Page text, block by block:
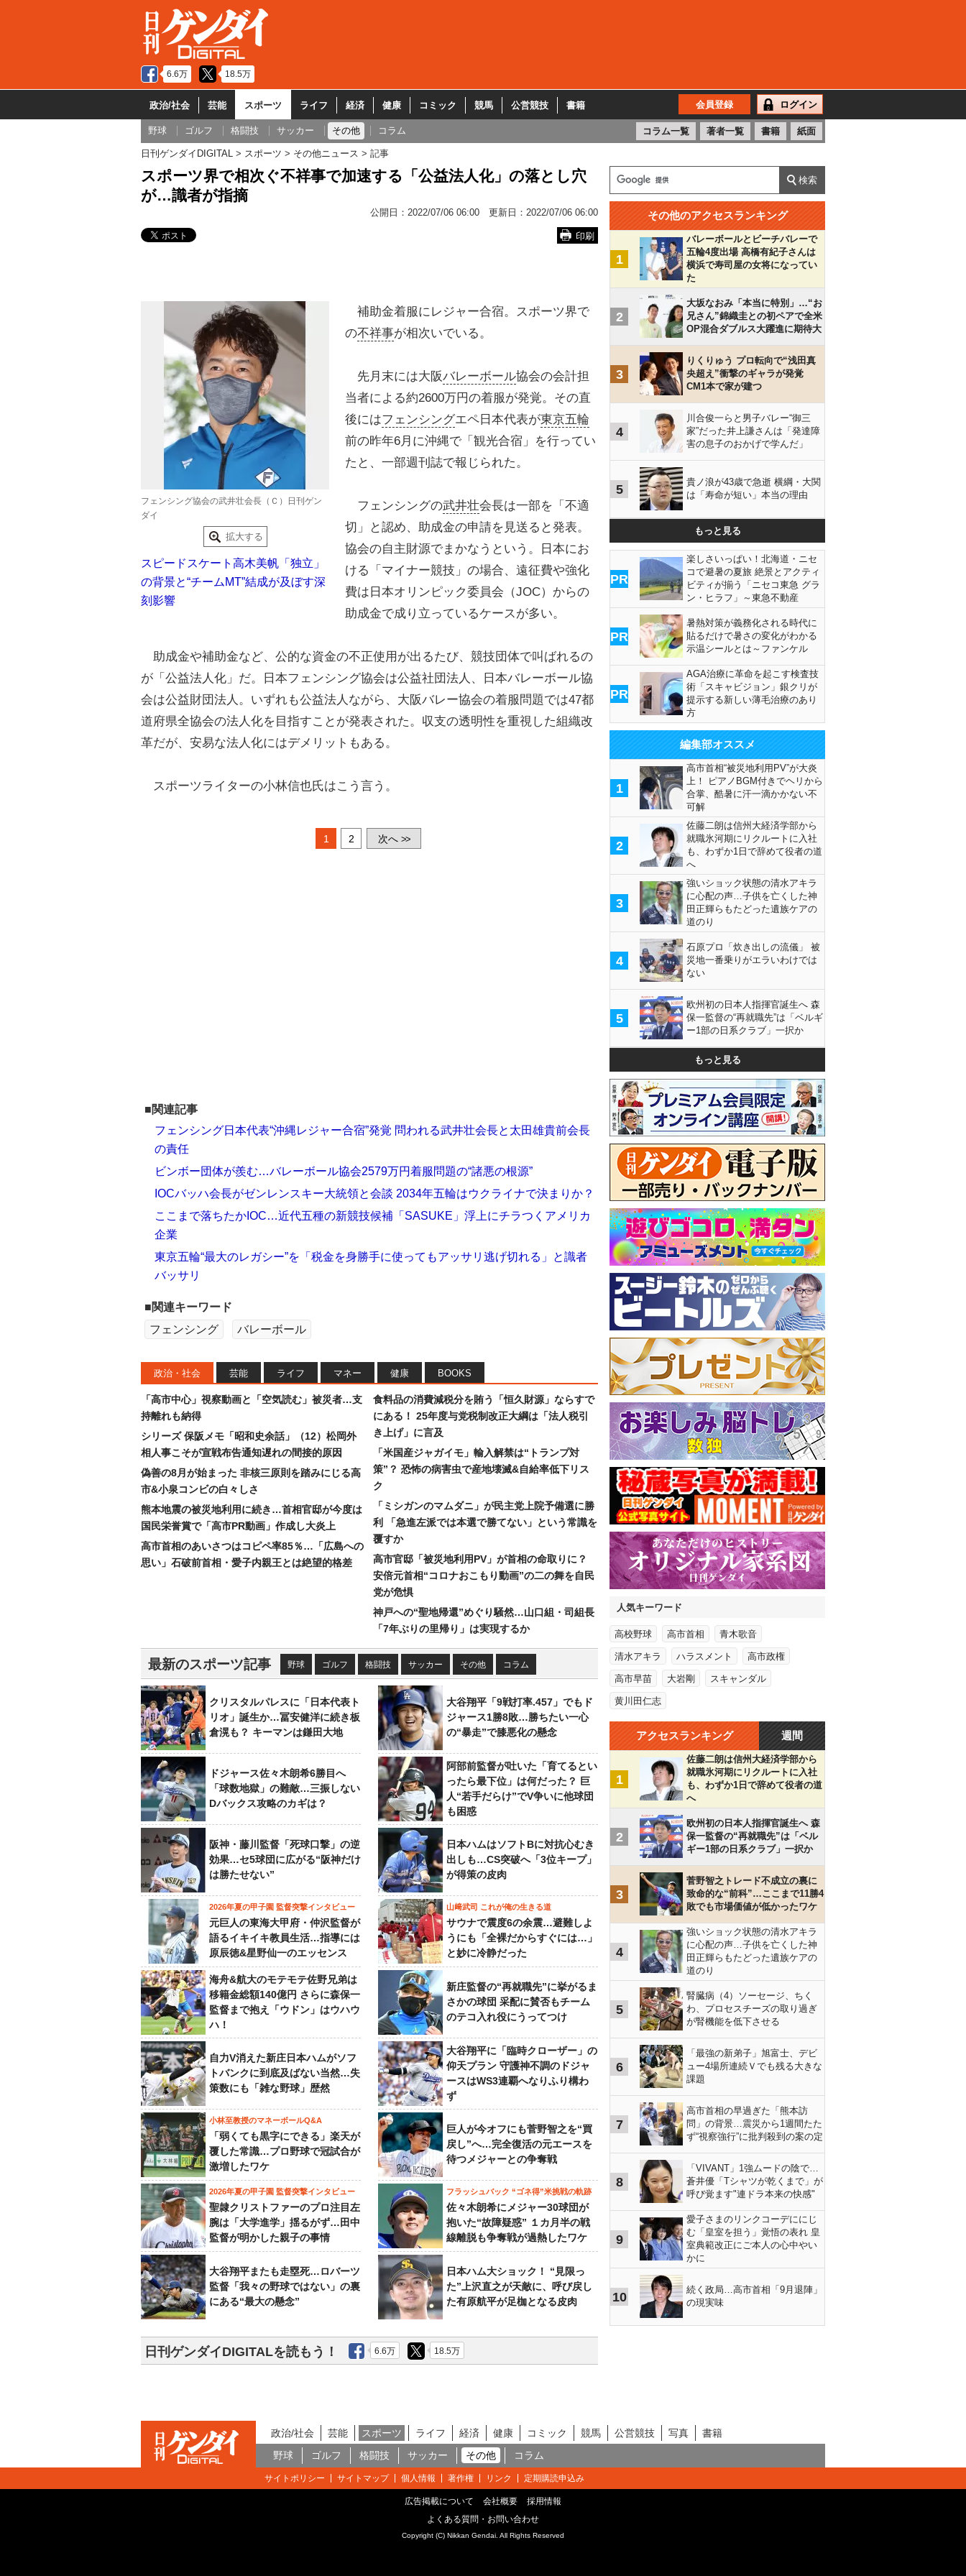
6.6万 18.5万
政治/社会 芸能 スポーツ ライフ 経済 健康 コミック 競馬 公営競技 書籍 会員登録 ログイン
野球 ゴルフ 格闘技 サッカー その他 コラム コラム一覧 著者一覧 書籍 紙面
日刊ゲンダイDIGITAL スポーツ その他ニュース 記事
スポーツ界で相次ぐ不祥事で加速する「公益法人化」の落とし穴
が…識者が指摘
公開日： 2022/07/06 06:00 更新日： 2022/07/06 06:00
印刷
フェンシング協会の武井壮会長（Ｃ）日刊ゲン
ダイ
拡大する
スピードスケート高木美帆「独立」
の背景と“チームMT”結成が及ぼす深
刻影響
補助金着服にレジャー合宿。スポーツ界で
の不祥事が相次いでいる。
先月末には大阪バレーボール協会の会計担
当者による約2600万円の着服が発覚。その直
後にはフェンシングエペ日本代表が東京五輪
前の昨年6月に沖縄で「観光合宿」を行ってい
たと、一部週刊誌で報じられた。
フェンシングの武井壮会長は一部を「不適
切」と認め、助成金の申請を見送ると発表。
協会の自主財源でまかなうという。日本にお
ける「マイナー競技」の場合、遠征費や強化
費は日本オリンピック委員会（JOC）からの
助成金で成り立っているケースが多い。
助成金や補助金など、公的な資金の不正使用が出るたび、競技団体で叫ばれるの
が「公益法人化」だ。日本フェンシング協会は公益社団法人、日本バレーボール協
会は公益財団法人。いずれも公益法人ながら、大阪バレー協会の着服問題では47都
道府県全協会の法人化を目指すことが発表された。収支の透明性を重視した組織改
革だが、安易な法人化にはデメリットもある。
スポーツライターの小林信也氏はこう言う。
1 2 次へ >>
■関連記事
フェンシング日本代表“沖縄レジャー合宿”発覚 問われる武井壮会長と太田雄貴前会長
の責任
ビンボー団体が羨む…バレーボール協会2579万円着服問題の“諸悪の根源”
IOCバッハ会長がゼンレンスキー大統領と会談 2034年五輪はウクライナで決まりか？
ここまで落ちたかIOC…近代五種の新競技候補「SASUKE」浮上にチラつくアメリカ
企業
東京五輪“最大のレガシー”を「税金を身勝手に使ってもアッサリ逃げ切れる」と識者
バッサリ
■関連キーワード
フェンシング
バレーボール
政治・社会 芸能 ライフ マネー 健康 BOOKS
「高市中心」視察動画と「空気読む」被災者…支
持離れも納得
シリーズ 保阪メモ「昭和史余話」（12）松岡外
相人事こそが宣戦布告通知遅れの間接的原因
偽善の8月が始まった 非核三原則を踏みにじる高
市&小泉コンビの白々しさ
熊本地震の被災地利用に続き…首相官邸が今度は
国民栄誉賞で「高市PR動画」作成し大炎上
高市首相のあいさつはコピペ率85％…「広島への
思い」石破前首相・愛子内親王とは絶望的格差
食料品の消費減税分を賄う「恒久財源」ならすで
にある！ 25年度与党税制改正大綱は「法人税引
き上げ」に言及
「米国産ジャガイモ」輸入解禁は“トランプ対
策”？ 恐怖の病害虫で産地壊滅&自給率低下リス
ク
「ミシガンのマムダニ」が民主党上院予備選に勝
利 「急進左派では本選で勝てない」という常識を
覆すか
高市官邸「被災地利用PV」が首相の命取りに？
安倍元首相“コロナおこもり動画”の二の舞を自民
党が危惧
神戸への“聖地帰還”めぐり騒然…山口組・司組長
「7年ぶりの里帰り」は実現するか
最新のスポーツ記事 野球 ゴルフ 格闘技 サッカー その他 コラム
クリスタルパレスに「日本代表ト
リオ」誕生か…冨安健洋に続き板
倉滉も？ キーマンは鎌田大地
大谷翔平「9戦打率.457」でもド
ジャース1勝8敗…勝ちたい一心
の“暴走”で膝悪化の懸念
ドジャース佐々木朗希6勝目へ
「球数地獄」の難敵…三振しない
Dバックス攻略のカギは？
阿部前監督が吐いた「育てるとい
ったら最下位」は何だった？ 巨
人“若手だらけ”でV争いに他球団
も困惑
阪神・藤川監督「死球口撃」の逆
効果…セ5球団に広がる“阪神だけ
は勝たせない”
日本ハムはソフトBに対抗心むき
出しも…CS突破へ「3位キープ」
が得策の皮肉
2026年夏の甲子園 監督突撃インタビュー
元巨人の東海大甲府・仲沢監督が
語るイキイキ教員生活…指導には
原辰徳&星野仙一のエッセンス
山﨑武司 これが俺の生きる道
サウナで震度6の余震…避難しよ
うにも「全裸だからすぐには…」
と妙に冷静だった
海舟&航大のモテモテ佐野兄弟は
移籍金総額140億円 さらに森保一
監督まで抱え「ウドン」はウハウ
ハ！
新庄監督の“再就職先”に挙がるま
さかの球団 采配に賛否もチーム
のテコ入れ役にうってつけ
自力V消えた新庄日本ハムがソフ
トバンクに到底及ばない当然…失
策数にも「雑な野球」歴然
大谷翔平に「臨時クローザー」の
仰天プラン 守護神不調のドジャ
ースはWS3連覇へなりふり構わ
ず
小林至教授のマネーボールQ&A
「弱くても黒字にできる」楽天が
覆した常識…プロ野球で冠試合が
激増したワケ
巨人が今オフにも菅野智之を“買
戻し”へ…完全復活の元エースを
待つメジャーとの争奪戦
2026年夏の甲子園 監督突撃インタビュー
聖隷クリストファーのプロ注目左
腕は「大学進学」揺るがず…田中
監督が明かした親子の事情
フラッシュバック “ゴネ得”米挑戦の軌跡
佐々木朗希にメジャー30球団が
抱いた“故障疑惑” １カ月半の戦
線離脱も争奪戦が過熱したワケ
大谷翔平またも走塁死…ロバーツ
監督「我々の野球ではない」の裏
にある“最大の懸念”
日本ハム大ショック！ “見限っ
た”上沢直之が天敵に、呼び戻し
た有原航平が足枷となる皮肉
日刊ゲンダイDIGITALを読もう！ 6.6万 18.5万
その他のアクセスランキング
1
バレーボールとビーチバレーで
五輪4度出場 高橋有紀子さんは
横浜で寿司屋の女将になってい
た
2
大坂なおみ「本当に特別」…“お
兄さん”錦織圭との初ペアで全米
OP混合ダブルス大躍進に期待大
3
りくりゅう プロ転向で“浅田真
央超え”衝撃のギャラが発覚
CM1本で家が建つ
4
川合俊一らと男子バレー“御三
家”だった井上謙さんは「発達障
害の息子のおかげで学んだ」
5
貴ノ浪が43歳で急逝 横綱・大関
は「寿命が短い」本当の理由
もっと見る
PR
楽しさいっぱい！北海道・ニセ
コで避暑の夏旅 絶景とアクティ
ビティが揃う「ニセコ東急 グラ
ン・ヒラフ」～東急不動産
PR
暑熱対策が義務化される時代に
貼るだけで暑さの変化がわかる
示温シールとは～ファンケル
PR
AGA治療に革命を起こす検査技
術「スキャビジョン」銀クリが
提示する新しい薄毛治療のあり
方
編集部オススメ
1
高市首相“被災地利用PV”が大炎
上！ ピアノBGM付きでヘリから
合掌、酷暑に汗一滴かかない不
可解
2
佐藤二朗は信州大経済学部から
就職氷河期にリクルートに入社
も、わずか1日で辞めて役者の道
へ
3
強いショック状態の清水アキラ
に心配の声…子供を亡くした神
田正輝らもたどった遺族ケアの
道のり
4
石原プロ「炊き出しの流儀」 被
災地一番乗りがエラいわけでは
ない
5
欧州初の日本人指揮官誕生へ 森
保一監督の“再就職先”は「ベルギ
ー1部の日系クラブ」一択か
もっと見る
人気キーワード
高校野球 高市首相 青木歌音
清水アキラ ハラスメント 高市政権
高市早苗 大岩剛 スキャンダル
黄川田仁志
アクセスランキング 週間
1
佐藤二朗は信州大経済学部から
就職氷河期にリクルートに入社
も、わずか1日で辞めて役者の道
へ
2
欧州初の日本人指揮官誕生へ 森
保一監督の“再就職先”は「ベル
ギー1部の日系クラブ」一択か
3
菅野智之トレード不成立の裏に
致命的な“前科”…ここまで11勝4
敗でも市場価値が低かったワケ
4
強いショック状態の清水アキラ
に心配の声…子供を亡くした神
田正輝らもたどった遺族ケアの
道のり
5
腎臓病（4）ソーセージ、ちく
わ、プロセスチーズの取り過ぎ
が腎機能を低下させる
6
「最強の新弟子」旭富士、デビ
ュー4場所連続Ｖでも残る大きな
課題
7
高市首相の早過ぎた「熊本訪
問」の背景…震災から1週間たた
ず“視察強行”に批判殺到の案の定
8
「VIVANT」1強ムードの陰で…
蒼井優「Tシャツが乾くまで」が
呼び覚ます"連ドラ本来の快感"
9
愛子さまのリンクコーデににじ
む「皇室を担う」覚悟の表れ 皇
室典範改正にご本人の心中やい
かに
10
続く政局…高市首相「9月退陣」
の現実味
政治/社会 芸能 スポーツ ライフ 経済 健康 コミック 競馬 公営競技 写真
書籍
野球
ゴルフ 格闘技 サッカー その他 コラム
サイトポリシー サイトマップ 個人情報 著作権 リンク 定期購読申込み
広告掲載について 会社概要
採用情報
よくある質問・お問い合わせ
Copyright (C) Nikkan Gendai. All Rights Reserved